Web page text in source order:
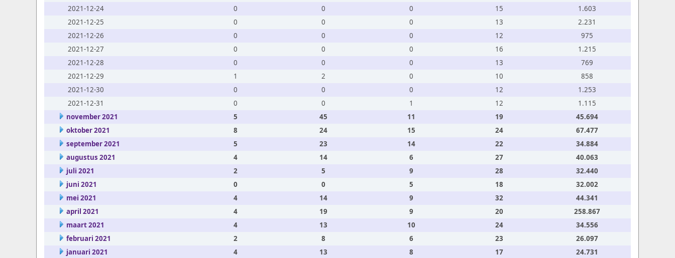
2021-12-24
0 0 0 15
1.603
2021-12-25
0 0 0 13
2.231
2021-12-26
0 0 0 12
975
2021-12-27
0 0 0 16
1.215
2021-12-28
0 0 0 13
769
2021-12-29
1 2 0 10
858
2021-12-30
0 0 0 12
1.253
2021-12-31
0 0 1 12
1.115
november 2021
5 45 11 19
45.694
oktober 2021
8 24 15 24
67.477
september 2021
5 23 14 22
34.884
augustus 2021
4 14 6 27
40.063
juli 2021
2 5 9 28
32.440
juni 2021
0 0 5 18
32.002
mei 2021
4 14 9 32
44.341
april 2021
4 19 9 20
258.867
maart 2021
4 13 10 24
34.556
februari 2021
2 8 6 23
26.097
januari 2021
4 13 8 17 24.731